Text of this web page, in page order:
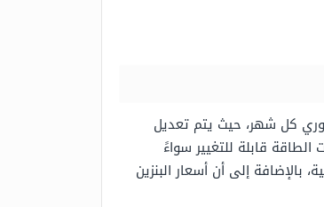
كل شهر، حيث يتم تعديل
قابلة للتغيير سواءً
بالإضافة إلى أن أسعار البنزين